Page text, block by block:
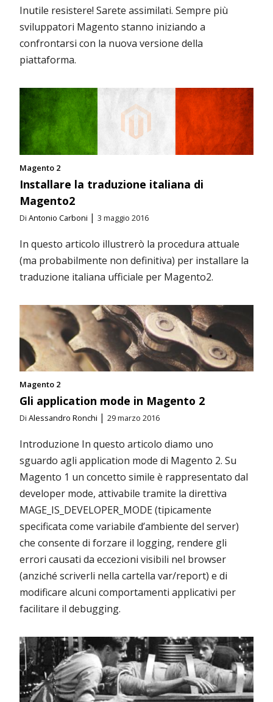
Inutile resistere! Sarete assimilati. Sempre più
sviluppatori Magento stanno iniziando a
confrontarsi con la nuova versione della
piattaforma.
Magento 2
Installare la traduzione italiana di
Magento2
Di Antonio Carboni | 3 maggio 2016
In questo articolo illustrerò la procedura attuale
(ma probabilmente non definitiva) per installare la
traduzione italiana ufficiale per Magento2.
Magento 2
Gli application mode in Magento 2
Di Alessandro Ronchi | 29 marzo 2016
Introduzione In questo articolo diamo uno
sguardo agli application mode di Magento 2. Su
Magento 1 un concetto simile è rappresentato dal
developer mode, attivabile tramite la direttiva
MAGE_IS_DEVELOPER_MODE (tipicamente
specificata come variabile d’ambiente del server)
che consente di forzare il logging, rendere gli
errori causati da eccezioni visibili nel browser
(anziché scriverli nella cartella var/report) e di
modificare alcuni comportamenti applicativi per
facilitare il debugging.